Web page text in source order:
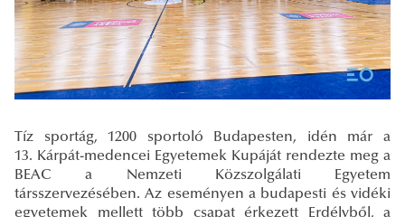
Tíz sportág, 1200 sportoló Budapesten, idén már a
13. Kárpát-medencei Egyetemek Kupáját rendezte meg a
BEAC a Nemzeti Közszolgálati Egyetem
társszervezésében. Az eseményen a budapesti és vidéki
egyetemek mellett több csapat érkezett Erdélyből, a